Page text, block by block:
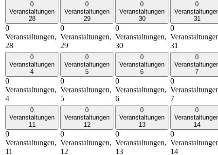
0
Veranstaltungen
28
0
Veranstaltungen,
28
0
Veranstaltungen
29
0
Veranstaltungen,
29
0
Veranstaltungen
30
0
Veranstaltungen,
30
0
31
0
31
0
Veranstaltungen
4
0
Veranstaltungen,
4
0
Veranstaltungen
5
0
Veranstaltungen,
5
0
Veranstaltungen
6
0
Veranstaltungen,
6
0
7
0
7
0
Veranstaltungen
11
0
Veranstaltungen,
11
0
Veranstaltungen
12
0
Veranstaltungen,
12
0
Veranstaltungen
13
0
Veranstaltungen,
13
0
14
0
14